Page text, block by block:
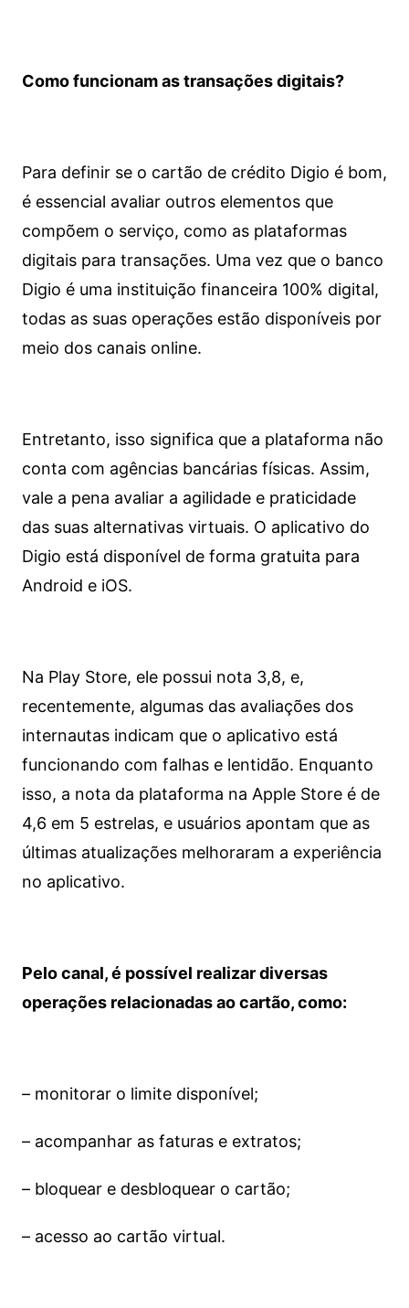
Como funcionam as transações digitais?
Para definir se o cartão de crédito Digio é bom,
é essencial avaliar outros elementos que
compõem o serviço, como as plataformas
digitais para transações. Uma vez que o banco
Digio é uma instituição financeira 100% digital,
todas as suas operações estão disponíveis por
meio dos canais online.
Entretanto, isso significa que a plataforma não
conta com agências bancárias físicas. Assim,
vale a pena avaliar a agilidade e praticidade
das suas alternativas virtuais. O aplicativo do
Digio está disponível de forma gratuita para
Android e iOS.
Na Play Store, ele possui nota 3,8, e,
recentemente, algumas das avaliações dos
internautas indicam que o aplicativo está
funcionando com falhas e lentidão. Enquanto
isso, a nota da plataforma na Apple Store é de
4,6 em 5 estrelas, e usuários apontam que as
últimas atualizações melhoraram a experiência
no aplicativo.
Pelo canal, é possível realizar diversas
operações relacionadas ao cartão, como:
– monitorar o limite disponível;
– acompanhar as faturas e extratos;
– bloquear e desbloquear o cartão;
– acesso ao cartão virtual.